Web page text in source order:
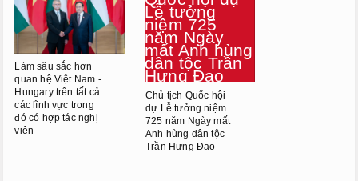
Làm sâu sắc hơn
quan hệ Việt Nam -
Hungary trên tất cả
các lĩnh vực trong
đó có hợp tác nghị
viện
Chủ tịch Quốc hội
dự Lễ tưởng niệm
725 năm Ngày mất
Anh hùng dân tộc
Trần Hưng Đạo